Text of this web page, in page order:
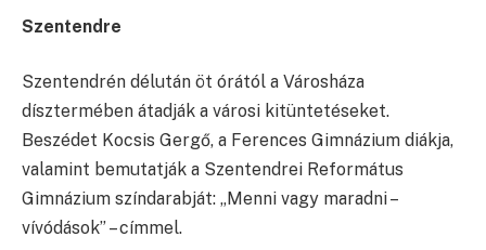
Szentendre
Szentendrén délután öt órától a Városháza
dísztermében átadják a városi kitüntetéseket.
Beszédet Kocsis Gergő, a Ferences Gimnázium diákja,
valamint bemutatják a Szentendrei Református
Gimnázium színdarabját: „Menni vagy maradni –
vívódások” – címmel.